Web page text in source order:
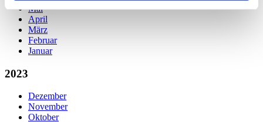
Mai
April
März
Februar
Januar
2023
Dezember
November
Oktober